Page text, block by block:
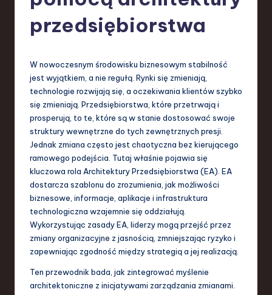
e
T
d
S
przedsiębiorstwa
W nowoczesnym środowisku biznesowym stabilność
jest wyjątkiem, a nie regułą. Rynki się zmieniają,
technologie rozwijają się, a oczekiwania klientów szybko
się zmieniają. Przedsiębiorstwa, które przetrwają i
prosperują, to te, które są w stanie dostosować swoje
struktury wewnętrzne do tych zewnętrznych presji.
Jednak zmiana często jest chaotyczna bez kierującego
ramowego podejścia. Tutaj właśnie pojawia się
kluczowa rola Architektury Przedsiębiorstwa (EA). EA
dostarcza szablonu do zrozumienia, jak możliwości
biznesowe, informacje, aplikacje i infrastruktura
technologiczna wzajemnie się oddziałują.
Wykorzystując zasady EA, liderzy mogą przejść przez
zmiany organizacyjne z jasnością, zmniejszając ryzyko i
zapewniając zgodność między strategią a jej realizacją.
Ten przewodnik bada, jak zintegrować myślenie
architektoniczne z inicjatywami zarządzania zmianami.